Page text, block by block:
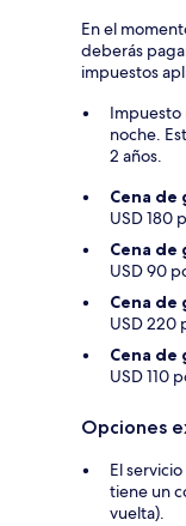
En el
deberás
impuestos
Impuesto
noche.
2 años.
Cena de
USD 180
Cena de
USD 90
Cena de
USD 220
Cena de
USD 110
Opciones
El
tiene un
vuelta).